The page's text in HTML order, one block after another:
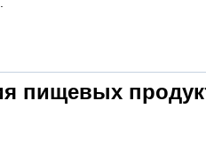
пищевых